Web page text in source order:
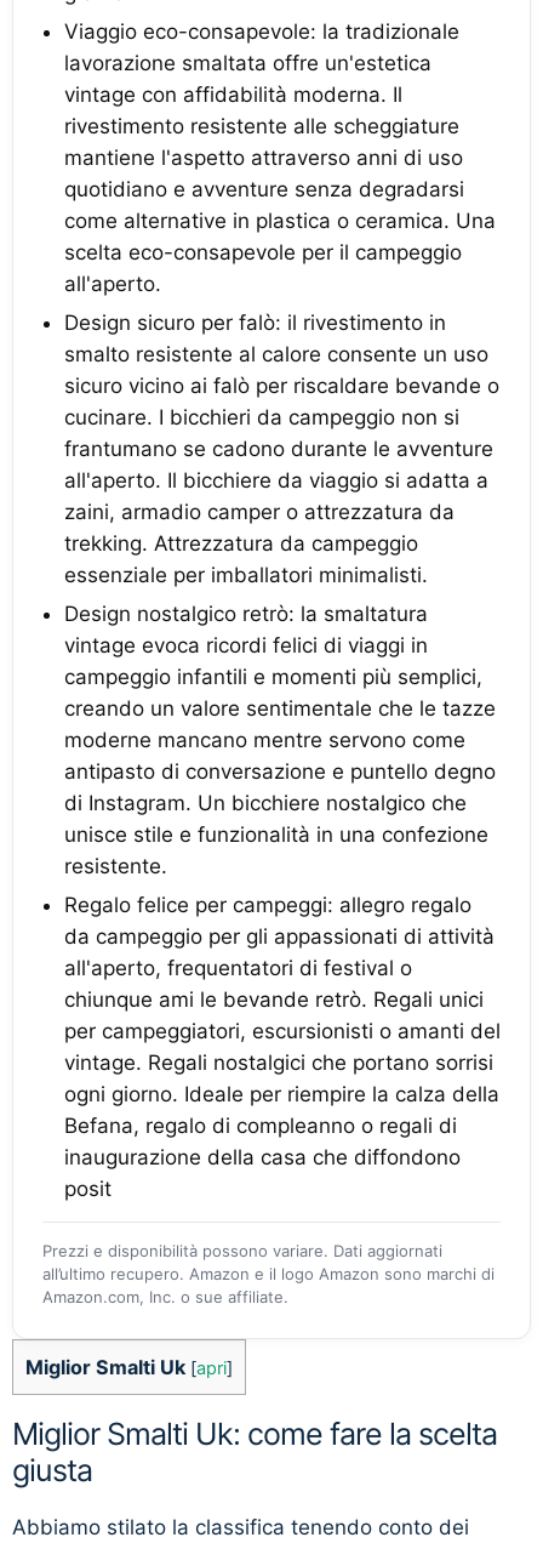
Viaggio eco-consapevole: la tradizionale
lavorazione smaltata offre un'estetica
vintage con affidabilità moderna. Il
rivestimento resistente alle scheggiature
mantiene l'aspetto attraverso anni di uso
quotidiano e avventure senza degradarsi
come alternative in plastica o ceramica. Una
scelta eco-consapevole per il campeggio
all'aperto.
Design sicuro per falò: il rivestimento in
smalto resistente al calore consente un uso
sicuro vicino ai falò per riscaldare bevande o
cucinare. I bicchieri da campeggio non si
frantumano se cadono durante le avventure
all'aperto. Il bicchiere da viaggio si adatta a
zaini, armadio camper o attrezzatura da
trekking. Attrezzatura da campeggio
essenziale per imballatori minimalisti.
Design nostalgico retrò: la smaltatura
vintage evoca ricordi felici di viaggi in
campeggio infantili e momenti più semplici,
creando un valore sentimentale che le tazze
moderne mancano mentre servono come
antipasto di conversazione e puntello degno
di Instagram. Un bicchiere nostalgico che
unisce stile e funzionalità in una confezione
resistente.
Regalo felice per campeggi: allegro regalo
da campeggio per gli appassionati di attività
all'aperto, frequentatori di festival o
chiunque ami le bevande retrò. Regali unici
per campeggiatori, escursionisti o amanti del
vintage. Regali nostalgici che portano sorrisi
ogni giorno. Ideale per riempire la calza della
Befana, regalo di compleanno o regali di
inaugurazione della casa che diffondono
posit
Prezzi e disponibilità possono variare. Dati aggiornati
all’ultimo recupero. Amazon e il logo Amazon sono marchi di
Amazon.com, Inc. o sue affiliate.
Miglior Smalti Uk [apri]
Miglior Smalti Uk: come fare la scelta
giusta
Abbiamo stilato la classifica tenendo conto dei